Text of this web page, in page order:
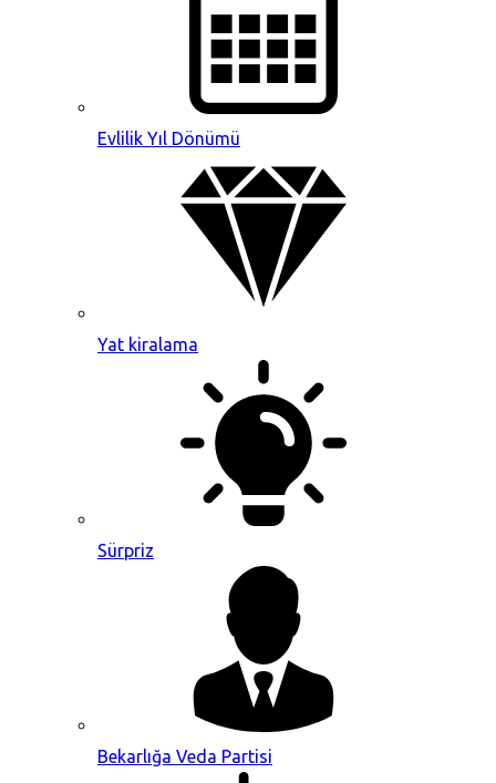
Evlilik Yıl Dönümü
Yat kiralama
Sürpriz
Bekarlığa Veda Partisi